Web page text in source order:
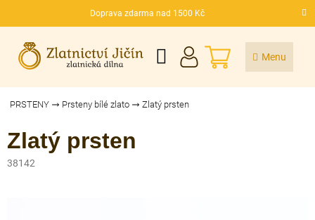
Doprava zdarma nad 1500 Kč
CZK
NÁKUPNÍ
KOŠÍK
PRSTENY Prsteny bílé zlato Zlatý prsten
Zlatý prsten
38142